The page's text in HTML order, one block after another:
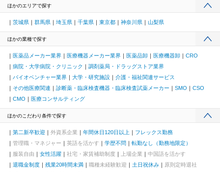
ほかのエリアで探す
茨城県 群馬県 埼玉県 千葉県 東京都 神奈川県 山梨県
ほかの業種で探す
医薬品メーカー業界 医療機器メーカー業界 医薬品卸 医療機器卸
CRO
病院・大学病院・クリニック
調剤薬局・ドラッグストア業界
バイオベンチャー業界
大学・研究施設
介護・福祉関連サービス
その他医療関連
診断薬・臨床検査機器・臨床検査試薬メーカー SMO
CSO
CMO
医療コンサルティング
ほかのこだわり条件で探す
第二新卒歓迎 外資系企業 年間休日120日以上
フレックス勤務
管理職・マネジャー
英語を活かす 学歴不問
転勤なし（勤務地限定）
服装自由
女性活躍 社宅・家賃補助制度 上場企業
中国語を活かす
退職金制度
残業20時間未満 職種未経験歓迎 土日祝休み
原則定時退社